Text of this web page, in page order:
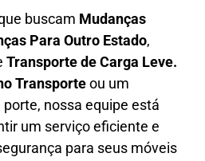
buscam Mudanças
Para Outro Estado,
Transportede Carga Leve.
Transporteou um
nossa equipe está
um serviço eficiente e
para seus móveis